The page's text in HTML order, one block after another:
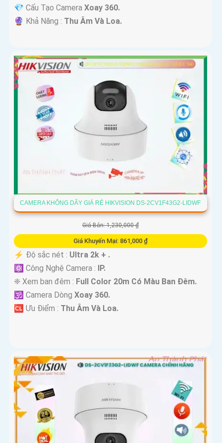
💎 Cấu Tạo Camera Xoay 360.
️🔮 Khả Năng : Thu Âm Và Loa.
CAMERA KHÔNG DÂY GIÁ RẺ HIKVISION DS-2CV1F43G2-LIDWF
Giá Bán: 1,230,000 ₫
Giá Khuyến Mại: 861,000 ₫
️⚡ Độ sắc nét : Ultra 2k + .
⚛️ Công Nghệ Camera :
IP.
❈ Xem ban đêm : Full Color 20m Có Màu Ban Ðêm.
🕉️ Camera Dòng Xoay 360.
️🆑 Ưu Điểm : Thu Âm Và Loa.